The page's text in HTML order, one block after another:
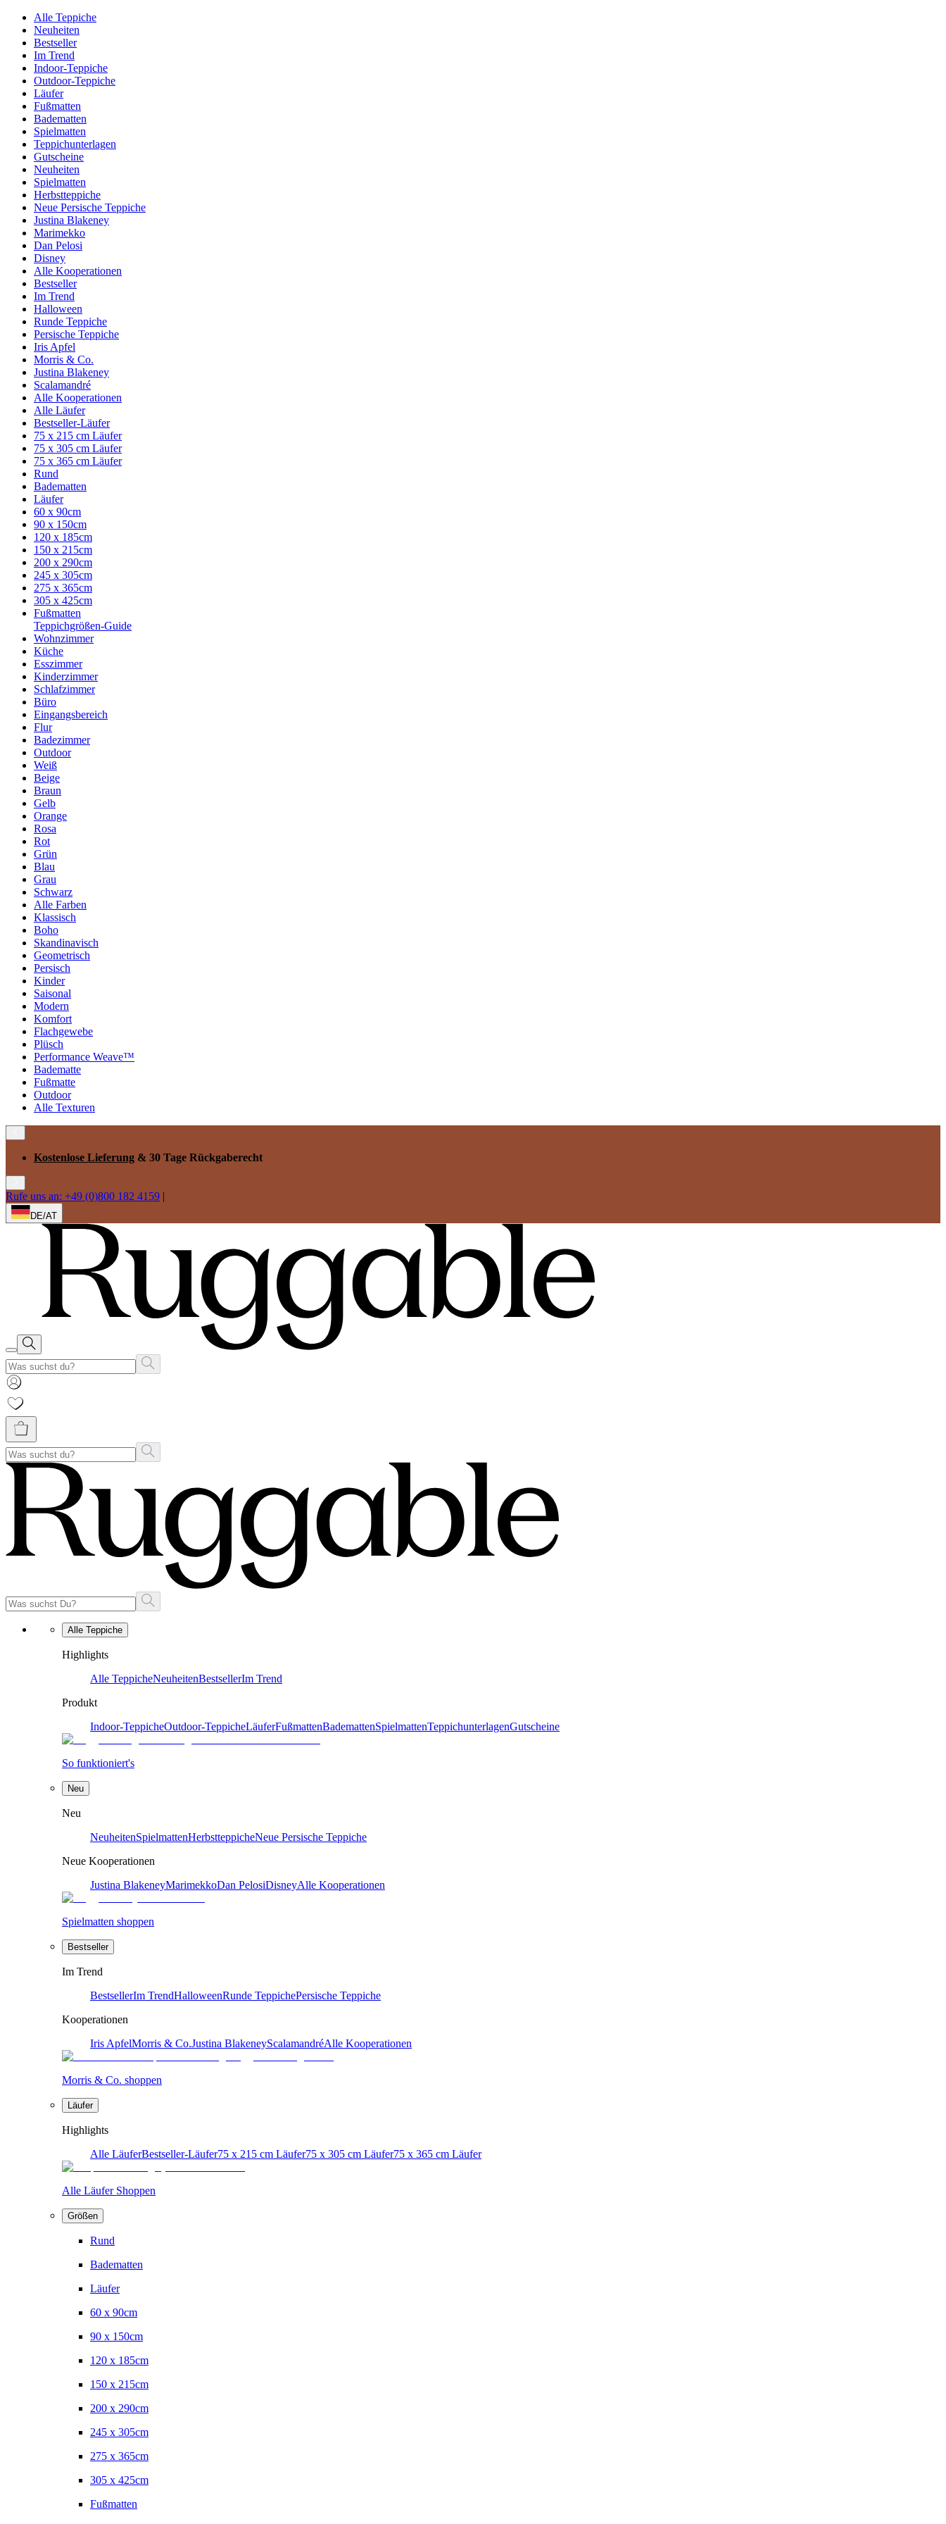
Alle Teppiche
Neuheiten
Bestseller
Im Trend
Indoor-Teppiche
Outdoor-Teppiche
Läufer
Fußmatten
Badematten
Spielmatten
Teppichunterlagen
Gutscheine
Neuheiten
Spielmatten
Herbstteppiche
Neue Persische Teppiche
Justina Blakeney
Marimekko
Dan Pelosi
Disney
Alle Kooperationen
Bestseller
Im Trend
Halloween
Runde Teppiche
Persische Teppiche
Iris Apfel
Morris & Co.
Justina Blakeney
Scalamandré
Alle Kooperationen
Alle Läufer
Bestseller-Läufer
75 x 215 cm Läufer
75 x 305 cm Läufer
75 x 365 cm Läufer
Rund
Badematten
Läufer
60 x 90cm
90 x 150cm
120 x 185cm
150 x 215cm
200 x 290cm
245 x 305cm
275 x 365cm
305 x 425cm
Fußmatten
Teppichgrößen-Guide
Wohnzimmer
Küche
Esszimmer
Kinderzimmer
Schlafzimmer
Büro
Eingangsbereich
Flur
Badezimmer
Outdoor
Weiß
Beige
Braun
Gelb
Orange
Rosa
Rot
Grün
Blau
Grau
Schwarz
Alle Farben
Klassisch
Boho
Skandinavisch
Geometrisch
Persisch
Kinder
Saisonal
Modern
Komfort
Flachgewebe
Plüsch
Performance Weave™
Badematte
Fußmatte
Outdoor
Alle Texturen
Kostenlose Lieferung & 30 Tage Rückgaberecht
Rufe uns an: +49 (0)800 182 4159 |
DE/AT
Alle Teppiche
Highlights
Alle TeppicheNeuheitenBestsellerIm Trend
Produkt
Indoor-TeppicheOutdoor-TeppicheLäuferFußmattenBademattenSpielmattenTeppichunterlagenGutscheine
So funktioniert's
Neu
Neu
NeuheitenSpielmattenHerbstteppicheNeue Persische Teppiche
Neue Kooperationen
Justina BlakeneyMarimekkoDan PelosiDisneyAlle Kooperationen
Spielmatten shoppen
Bestseller
Im Trend
BestsellerIm TrendHalloweenRunde TeppichePersische Teppiche
Kooperationen
Iris ApfelMorris & Co.Justina BlakeneyScalamandréAlle Kooperationen
Morris & Co. shoppen
Läufer
Highlights
Alle LäuferBestseller-Läufer75 x 215 cm Läufer75 x 305 cm Läufer75 x 365 cm Läufer
Alle Läufer Shoppen
Größen
Rund
Badematten
Läufer
60 x 90cm
90 x 150cm
120 x 185cm
150 x 215cm
200 x 290cm
245 x 305cm
275 x 365cm
305 x 425cm
Fußmatten